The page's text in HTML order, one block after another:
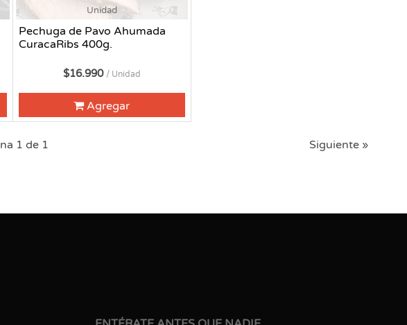
Unidad
Pechuga de Pavo Ahumada
CuracaRibs 400g.
$16.990 / Unidad
Agregar
1 de 1 Siguiente »